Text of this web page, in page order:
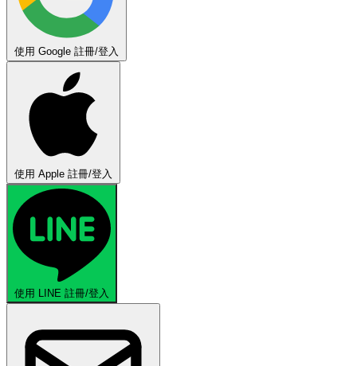
使用 Google 註冊/登入
使用 Apple 註冊/登入
使用 LINE 註冊/登入